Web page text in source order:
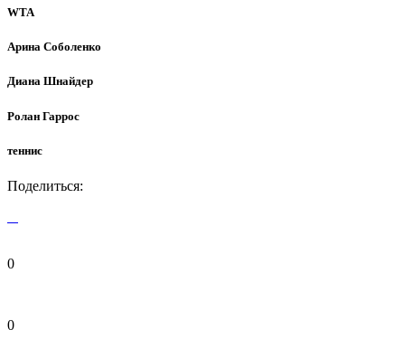
WTA
Арина Соболенко
Диана Шнайдер
Ролан Гаррос
теннис
Поделиться:
0
0